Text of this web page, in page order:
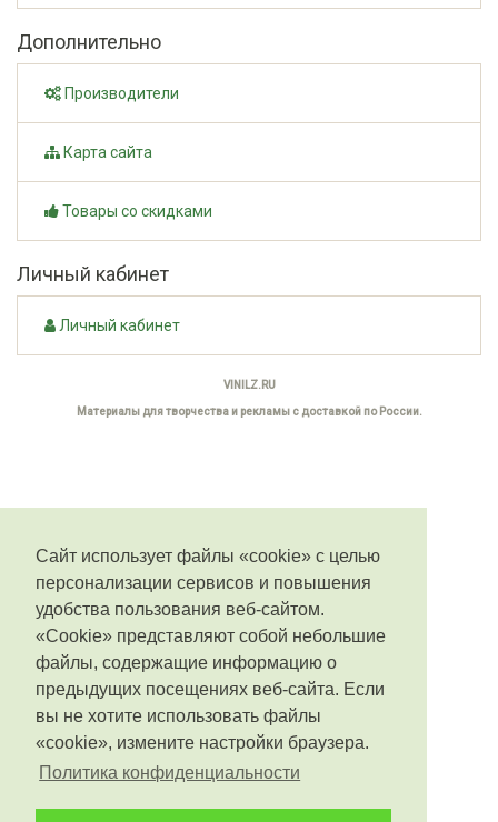
Сайт использует файлы «cookie» с целью
персонализации сервисов и повышения
удобства пользования веб-сайтом.
«Cookie» представляют собой небольшие
файлы, содержащие информацию о
предыдущих посещениях веб-сайта. Если
вы не хотите использовать файлы
«cookie», измените настройки браузера.
Политика конфиденциальности
Дополнительно
Производители
Карта сайта
Товары со скидками
Личный кабинет
Личный кабинет
VINILZ.RU
Материалы для творчества и рекламы с доставкой по России.